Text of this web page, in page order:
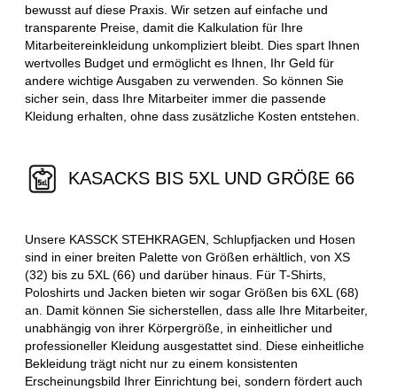
bewusst auf diese Praxis. Wir setzen auf einfache und
transparente Preise, damit die Kalkulation für Ihre
Mitarbeitereinkleidung unkompliziert bleibt. Dies spart Ihnen
wertvolles Budget und ermöglicht es Ihnen, Ihr Geld für
andere wichtige Ausgaben zu verwenden. So können Sie
sicher sein, dass Ihre Mitarbeiter immer die passende
Kleidung erhalten, ohne dass zusätzliche Kosten entstehen.
KASACKS BIS 5XL UND GRÖßE 66
Unsere KASSCK STEHKRAGEN, Schlupfjacken und Hosen
sind in einer breiten Palette von Größen erhältlich, von XS
(32) bis zu 5XL (66) und darüber hinaus. Für T-Shirts,
Poloshirts und Jacken bieten wir sogar Größen bis 6XL (68)
an. Damit können Sie sicherstellen, dass alle Ihre Mitarbeiter,
unabhängig von ihrer Körpergröße, in einheitlicher und
professioneller Kleidung ausgestattet sind. Diese einheitliche
Bekleidung trägt nicht nur zu einem konsistenten
Erscheinungsbild Ihrer Einrichtung bei, sondern fördert auch